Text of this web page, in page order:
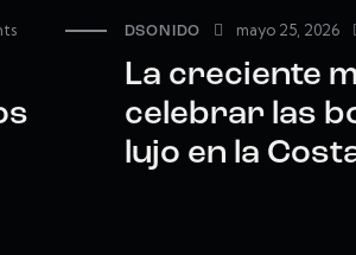
DSONIDO mayo 25, 2026
La creciente
celebrar las
lujo en la